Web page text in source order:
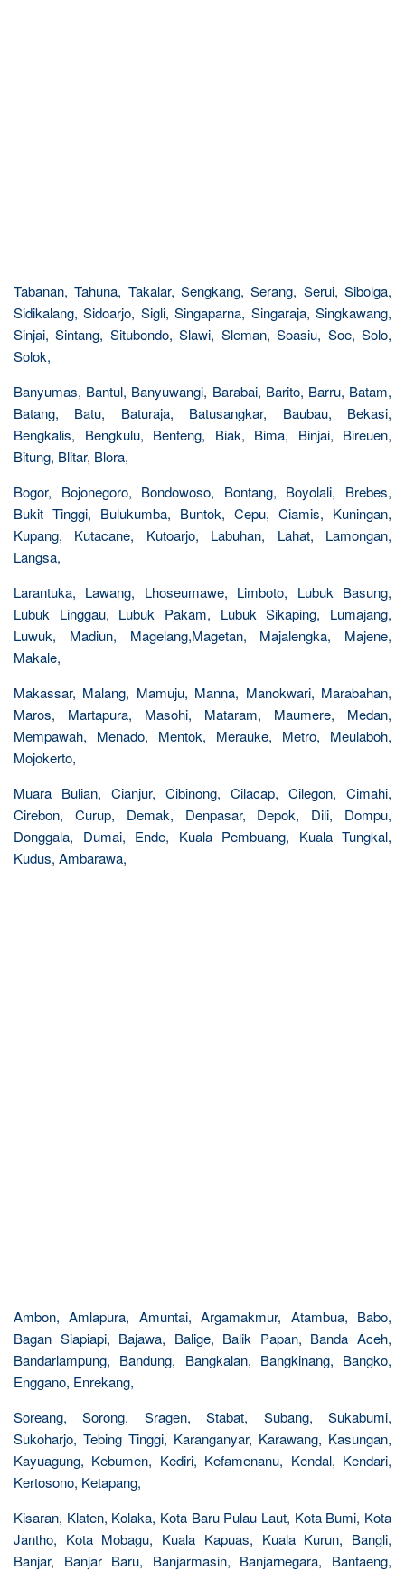
Tabanan, Tahuna, Takalar, Sengkang, Serang, Serui, Sibolga,
Sidikalang, Sidoarjo, Sigli, Singaparna, Singaraja, Singkawang,
Sinjai, Sintang, Situbondo, Slawi, Sleman, Soasiu, Soe, Solo,
Solok,
Banyumas, Bantul, Banyuwangi, Barabai, Barito, Barru, Batam,
Batang, Batu, Baturaja, Batusangkar, Baubau, Bekasi,
Bengkalis, Bengkulu, Benteng, Biak, Bima, Binjai, Bireuen,
Bitung, Blitar, Blora,
Bogor, Bojonegoro, Bondowoso, Bontang, Boyolali, Brebes,
Bukit Tinggi, Bulukumba, Buntok, Cepu, Ciamis, Kuningan,
Kupang, Kutacane, Kutoarjo, Labuhan, Lahat, Lamongan,
Langsa,
Larantuka, Lawang, Lhoseumawe, Limboto, Lubuk Basung,
Lubuk Linggau, Lubuk Pakam, Lubuk Sikaping, Lumajang,
Luwuk, Madiun, Magelang,Magetan, Majalengka, Majene,
Makale,
Makassar, Malang, Mamuju, Manna, Manokwari, Marabahan,
Maros, Martapura, Masohi, Mataram, Maumere, Medan,
Mempawah, Menado, Mentok, Merauke, Metro, Meulaboh,
Mojokerto,
Muara Bulian, Cianjur, Cibinong, Cilacap, Cilegon, Cimahi,
Cirebon, Curup, Demak, Denpasar, Depok, Dili, Dompu,
Donggala, Dumai, Ende, Kuala Pembuang, Kuala Tungkal,
Kudus, Ambarawa,
Ambon, Amlapura, Amuntai, Argamakmur, Atambua, Babo,
Bagan Siapiapi, Bajawa, Balige, Balik Papan, Banda Aceh,
Bandarlampung, Bandung, Bangkalan, Bangkinang, Bangko,
Enggano, Enrekang,
Soreang, Sorong, Sragen, Stabat, Subang, Sukabumi,
Sukoharjo, Tebing Tinggi, Karanganyar, Karawang, Kasungan,
Kayuagung, Kebumen, Kediri, Kefamenanu, Kendal, Kendari,
Kertosono, Ketapang,
Kisaran, Klaten, Kolaka, Kota Baru Pulau Laut, Kota Bumi, Kota
Jantho, Kota Mobagu, Kuala Kapuas, Kuala Kurun, Bangli,
Banjar, Banjar Baru, Banjarmasin, Banjarnegara, Bantaeng,